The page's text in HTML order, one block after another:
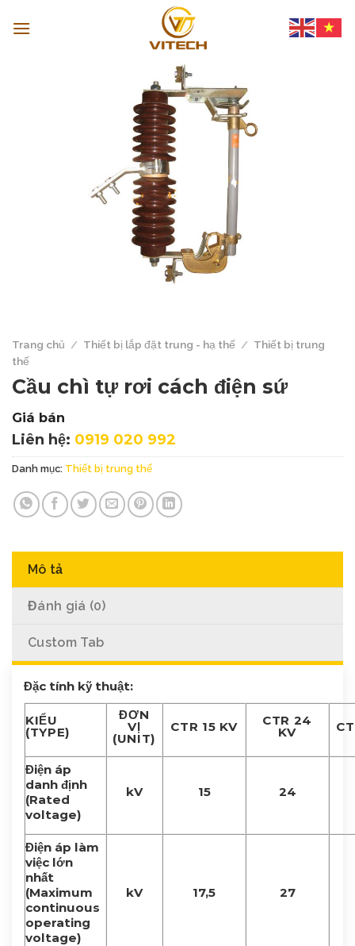
Trang chủ / Thiết bị lắp đặt trung - hạ thế / Thiết bị trung
thế
Cầu chì tự rơi cách điện sứ
Giá bán
Liên hệ: 0919 020 992
Danh mục: Thiết bị trung thế
Mô tả
Đánh giá (0)
Custom Tab
Đặc tính kỹ thuật:
KIỂU
(TYPE)
ĐƠN
VỊ
(UNIT)
CTR 15 KV CTR 24
KV
Điện áp
danh định
(Rated
voltage)
kV 15 24
Điện áp làm
việc lớn
nhất
(Maximum
continuous
operating
voltage)
kV 17,5 27